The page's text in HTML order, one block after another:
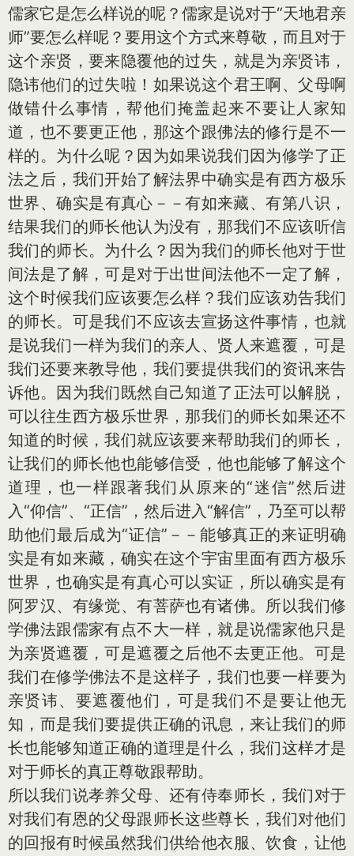
儒家它是怎么样说的呢？儒家是说对于“天地君亲
师”要怎么样呢？要用这个方式来尊敬，而且对于
这个亲贤，要来隐覆他的过失，就是为亲贤讳，
隐讳他们的过失啦！如果说这个君王啊、父母啊
做错什么事情，帮他们掩盖起来不要让人家知
道，也不要更正他，那这个跟佛法的修行是不一
样的。为什么呢？因为如果说我们因为修学了正
法之后，我们开始了解法界中确实是有西方极乐
世界、确实是有真心－－有如来藏、有第八识，
结果我们的师长他认为没有，那我们不应该听信
我们的师长。为什么？因为我们的师长他对于世
间法是了解，可是对于出世间法他不一定了解，
这个时候我们应该要怎么样？我们应该劝告我们
的师长。可是我们不应该去宣扬这件事情，也就
是说我们一样为我们的亲人、贤人来遮覆，可是
我们还要来教导他，我们要提供我们的资讯来告
诉他。因为我们既然自己知道了正法可以解脱，
可以往生西方极乐世界，那我们的师长如果还不
知道的时候，我们就应该要来帮助我们的师长，
让我们的师长他也能够信受，他也能够了解这个
道理，也一样跟著我们从原来的“迷信”然后进
入“仰信”、“正信”，然后进入“解信”，乃至可以帮
助他们最后成为“证信”－－能够真正的来证明确
实是有如来藏，确实在这个宇宙里面有西方极乐
世界，也确实是有真心可以实证，所以确实是有
阿罗汉、有缘觉、有菩萨也有诸佛。所以我们修
学佛法跟儒家有点不大一样，就是说儒家他只是
为亲贤遮覆，可是遮覆之后他不去更正他。可是
我们在修学佛法不是这样子，我们也要一样要为
亲贤讳、要遮覆他们，可是我们不是要让他无
知，而是我们要提供正确的讯息，来让我们的师
长也能够知道正确的道理是什么，我们这样才是
对于师长的真正尊敬跟帮助。
所以我们说孝养父母、还有侍奉师长，我们对于
对我们有恩的父母跟师长这些尊长，我们对他们
的回报有时候虽然我们供给他衣服、饮食，让他